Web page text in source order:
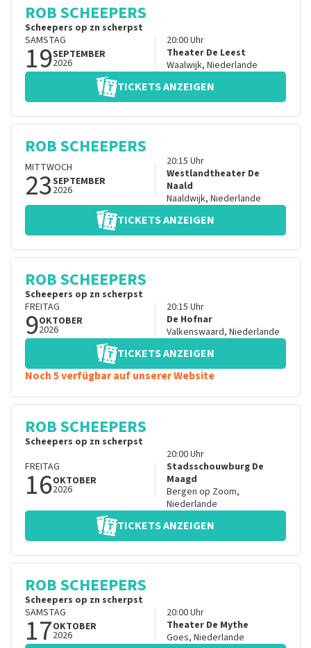
ROB SCHEEPERS
Scheepers op zn scherpst
SAMSTAG
19SEPTEMBER
2026
20:00Uhr
Theater De Leest
Waalwijk, Niederlande
TICKETS ANZEIGEN
ROB SCHEEPERS
MITTWOCH
23SEPTEMBER
2026
20:15 Uhr
Westlandtheater De
Naald
Naaldwijk, Niederlande
TICKETS ANZEIGEN
ROB SCHEEPERS
Scheepers op zn scherpst
FREITAG
9OKTOBER
2026
20:15 Uhr
De Hofnar
Valkenswaard, Niederlande
TICKETS ANZEIGEN
Noch 5 verfügbar auf unserer Website
ROB SCHEEPERS
Scheepers op zn scherpst
FREITAG
16OKTOBER
2026
20:00Uhr
Stadsschouwburg De
Maagd
Bergen op Zoom,
Niederlande
TICKETS ANZEIGEN
ROB SCHEEPERS
Scheepers op zn scherpst
SAMSTAG
17OKTOBER
2026
20:00Uhr
Theater De Mythe
Goes, Niederlande